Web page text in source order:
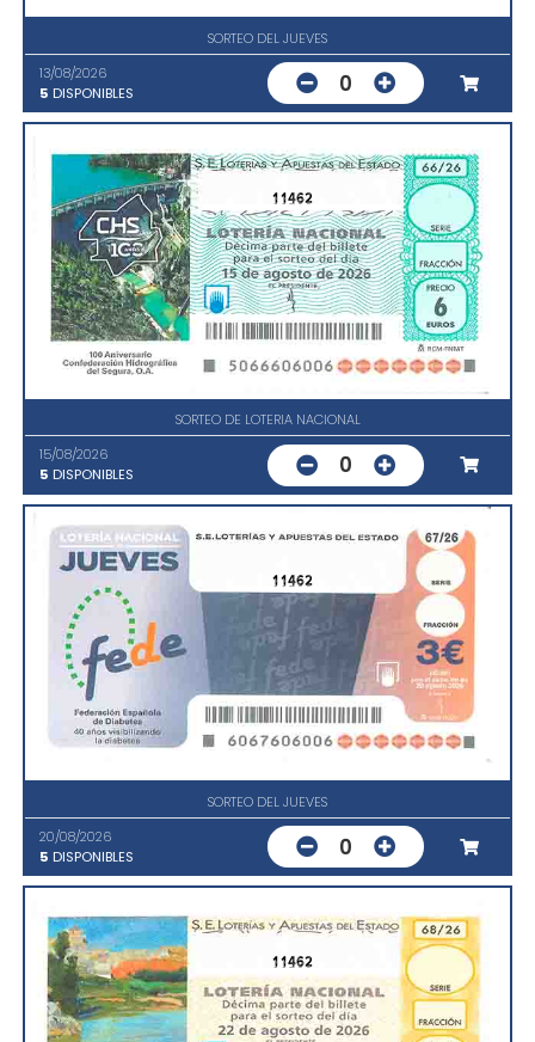
SORTEO DEL JUEVES
13/08/2026
5 DISPONIBLES 0
11462
SORTEO DE LOTERIA NACIONAL
15/08/2026
5 DISPONIBLES 0
11462
SORTEO DEL JUEVES
20/08/2026
5 DISPONIBLES 0
11462